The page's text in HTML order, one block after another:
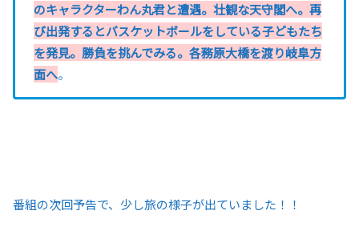
のキャラクターわん丸君と遭遇。壮観な天守閣へ。再
び出発するとバスケットボールをしている子どもたち
を発見。勝負を挑んでみる。各務原大橋を渡り岐阜方
面へ。
番組の次回予告で、少し旅の様子が出ていました！！